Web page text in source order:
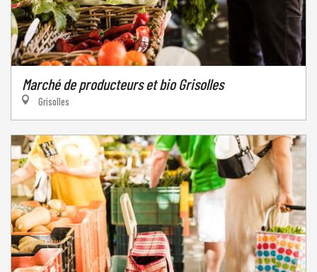
Marché de producteurs et bio Grisolles
Grisolles